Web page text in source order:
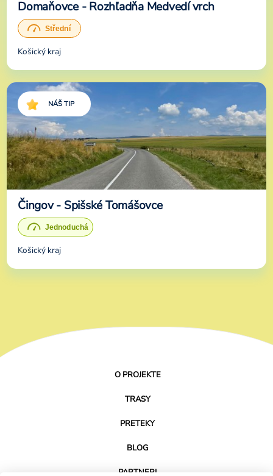
Domaňovce - Rozhľadňa Medvedí vrch
Košický kraj
NÁŠ TIP
Čingov - Spišské Tomášovce
Košický kraj
O PROJEKTE
TRASY
PRETEKY
BLOG
PARTNERI